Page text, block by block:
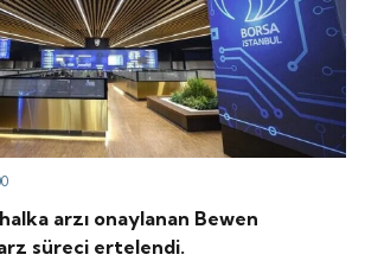
arzı onaylanan Bewen
süreci ertelendi.